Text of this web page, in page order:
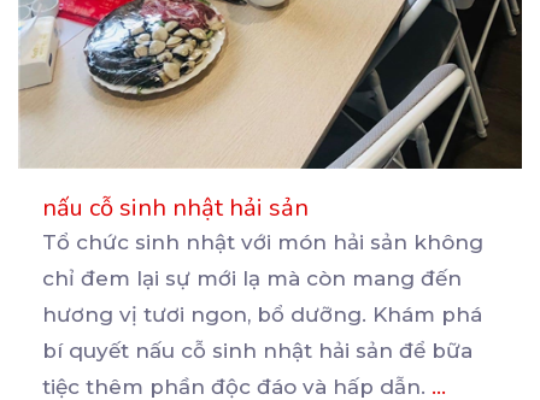
nấu cỗ sinh nhật hải sản
Tổ chức sinh nhật với món hải sản không
chỉ đem lại sự mới lạ mà còn mang đến
hương vị tươi ngon, bổ dưỡng. Khám phá
bí quyết nấu cỗ sinh nhật hải sản để bữa
tiệc thêm phần độc đáo và hấp dẫn. ...